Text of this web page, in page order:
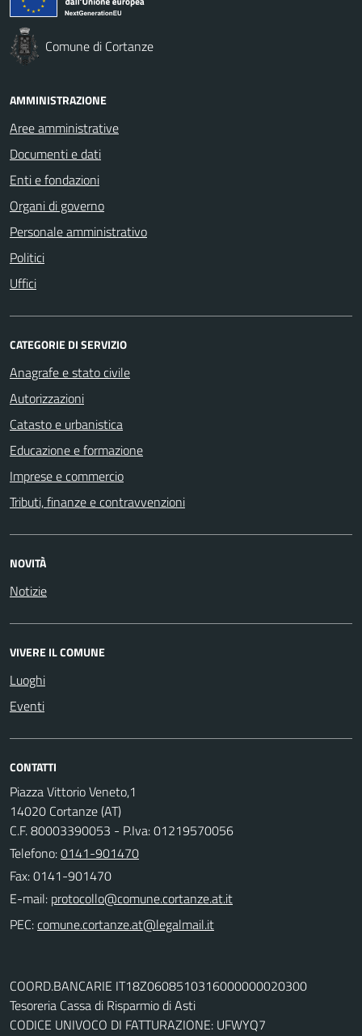
Comune di Cortanze
AMMINISTRAZIONE
Aree amministrative
Documenti e dati
Enti e fondazioni
Organi di governo
Personale amministrativo
Politici
Uffici
CATEGORIE DI SERVIZIO
Anagrafe e stato civile
Autorizzazioni
Catasto e urbanistica
Educazione e formazione
Imprese e commercio
Tributi, finanze e contravvenzioni
NOVITÀ
Notizie
VIVERE IL COMUNE
Luoghi
Eventi
CONTATTI
Piazza Vittorio Veneto,1
14020 Cortanze (AT)
C.F. 80003390053 - P.Iva: 01219570056
Telefono:0141-901470
Fax: 0141-901470
E-mail:
PEC:
COORD.BANCARIE IT18Z0608510316000000020300
Tesoreria Cassa di Risparmio di Asti
CODICE UNIVOCO DI FATTURAZIONE: UFWYQ7